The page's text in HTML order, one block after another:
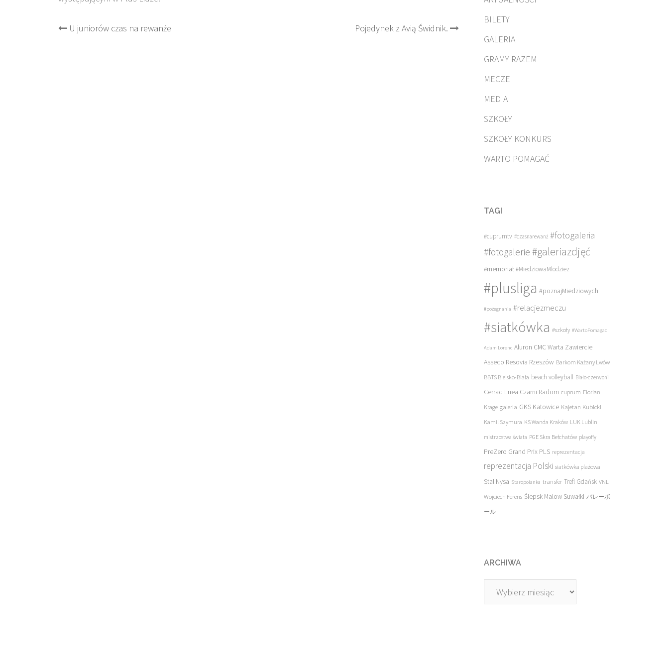
Post
U juniorów czas na rewanże Pojedynek z Avią Świdnik.
BILETY
GALERIA
GRAMY RAZEM
MECZE
MEDIA
SZKOŁY
SZKOŁY KONKURS
WARTO POMAGAĆ
TAGI
#cuprumtv #czasnarewanż #fotogaleria
#fotogalerie #galeriazdjęć
#memoriał #MiedziowaMlodziez
#plusliga #poznajMiedziowych
#pożegnania #relacjezmeczu
#siatkówka #szkoły #WartoPomagac
Adam Lorenc Aluron CMC Warta Zawiercie
Asseco Resovia Rzeszów Barkom Każany Lwów
BBTS Bielsko-Biała beach volleyball Biało-czerwoni
Cerrad Enea Czarni Radom cuprum Florian
Krage galeria GKS Katowice Kajetan Kubicki
Kamil Szymura KS Wanda Kraków LUK Lublin
mistrzostwa świata PGE Skra Bełchatów playoffy
PreZero Grand Prix PLS reprezentacja
reprezentacja Polski siatkówka plażowa
Stal Nysa Staropolanka transfer Trefl Gdańsk VNL
Wojciech Ferens Ślepsk Malow Suwałki バレーボ
ール
ARCHIWA
Archiwa